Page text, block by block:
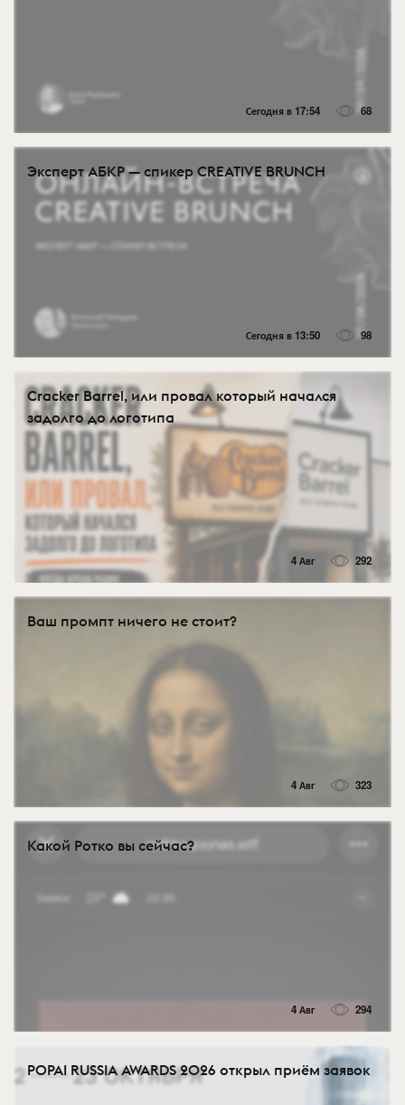
Сегодня в 17:54 68
Эксперт АБКР — спикер CREATIVE BRUNCH
Сегодня в 13:50 98
Cracker Barrel, или провал который начался
задолго до логотипа
4 Авг 292
Ваш промпт ничего не стоит?
4 Авг 323
Какой Ротко вы сейчас?
4 Авг 294
POPAI RUSSIA AWARDS 2026 открыл приём заявок